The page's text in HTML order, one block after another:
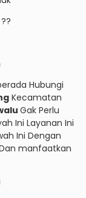
Hubungi
Kecamatan
Gak Perlu
Ini Layanan Ini
Ini Dengan
manfaatkan